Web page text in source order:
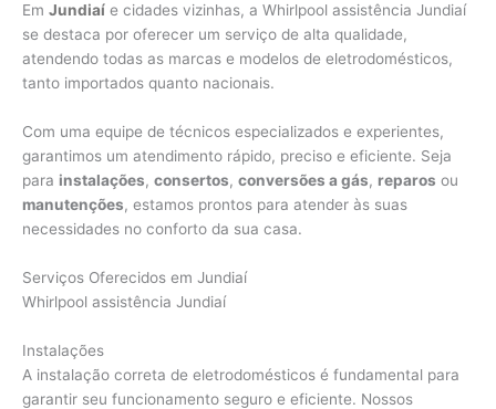
Em Jundiaí e cidades vizinhas, a Whirlpool assistência Jundiaí
se destaca por oferecer um serviço de alta qualidade,
atendendo todas as marcas e modelos de eletrodomésticos,
tanto importados quanto nacionais.
Com uma equipe de técnicos especializados e experientes,
garantimos um atendimento rápido, preciso e eficiente. Seja
para instalações, consertos, conversões a gás, reparos ou
manutenções, estamos prontos para atender às suas
necessidades no conforto da sua casa.
Serviços Oferecidos em Jundiaí
Whirlpool assistência Jundiaí
Instalações
A instalação correta de eletrodomésticos é fundamental para
garantir seu funcionamento seguro e eficiente. Nossos